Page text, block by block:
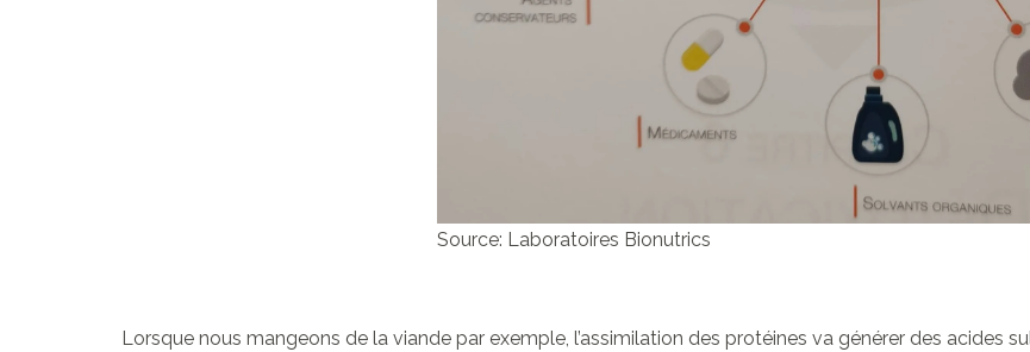
Source: Laboratoires Bionutrics
Lorsque nous mangeons de la viande par exemple, l’assimilation des protéines va générer des acides